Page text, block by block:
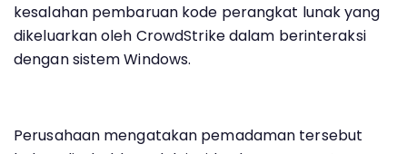
kesalahan pembaruan kode perangkat lunak yang
dikeluarkan oleh CrowdStrike dalam berinteraksi
dengan sistem Windows.
Perusahaan mengatakan pemadaman tersebut